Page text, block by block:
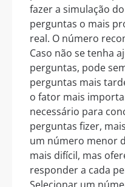
fazer a simulação
perguntas o mais
real. O número
Caso não se tenha
perguntas, pode
perguntas mais
o fator mais
necessário para
perguntas fizer,
um número menor
mais difícil, mas
responder a cada
Selecionar um